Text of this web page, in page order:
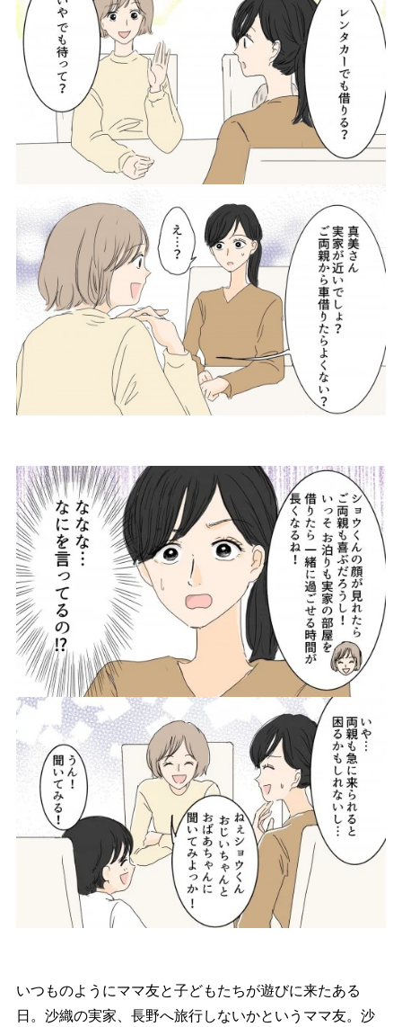
いつものようにママ友と子どもたちが遊びに来たある
日。沙織の実家、長野へ旅行しないかというママ友。沙